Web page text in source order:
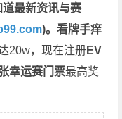
道最新资讯与赛
)。看牌手痒
20w，现在注册EV
幸运赛门票最高奖